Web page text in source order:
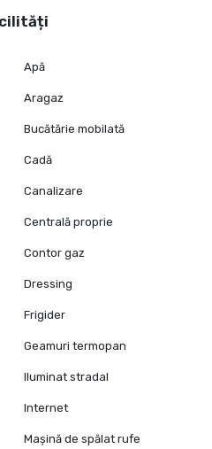
Apă
Aragaz
Bucătărie mobilată
Cadă
Canalizare
Centrală proprie
Contor gaz
Dressing
Frigider
Geamuri termopan
Iluminat stradal
Internet
Mașină de spălat rufe